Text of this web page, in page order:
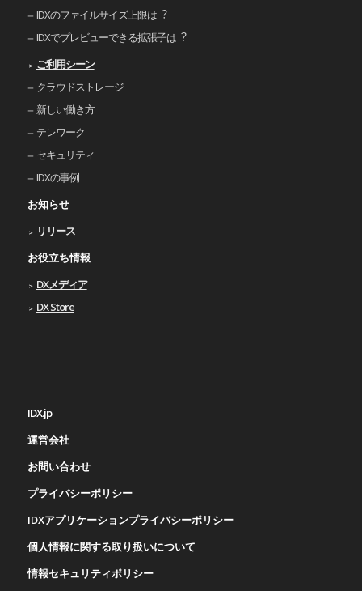
IDXのファイルサイズ上限は︖
IDXでプレビューできる拡張⼦は︖
ご利⽤シーン
クラウドストレージ
新しい働き⽅
テレワーク
セキュリティ
IDXの事例
お知らせ
リリース
お役立ち情報
DXメディア
DX Store
IDX.jp
運営会社
お問い合わせ
プライバシーポリシー
IDXアプリケーションプライバシーポリシー
個人情報に関する取り扱いについて
情報セキュリティポリシー